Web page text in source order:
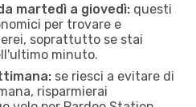
martedì a giovedì: questi
per trovare e
soprattutto se stai
minuto.
se riesci a evitare di
risparmierai